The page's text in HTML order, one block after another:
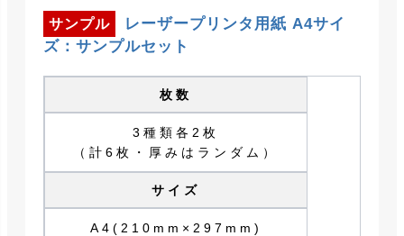
サンプル
レーザープリンタ用紙 A4サイ
ズ：サンプルセット
枚数
3種類各2枚
（計6枚・厚みはランダム）
サイズ
A4(210mm×297mm)